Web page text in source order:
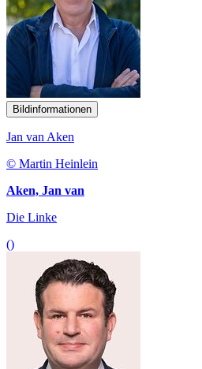
Bildinformationen
Jan van Aken
© Martin Heinlein
Aken, Jan van
Die Linke
()